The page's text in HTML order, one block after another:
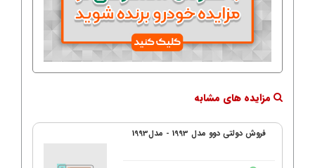
مزایده های مشابه
فروش دولتی دوو مدل 1993 - مدل1993